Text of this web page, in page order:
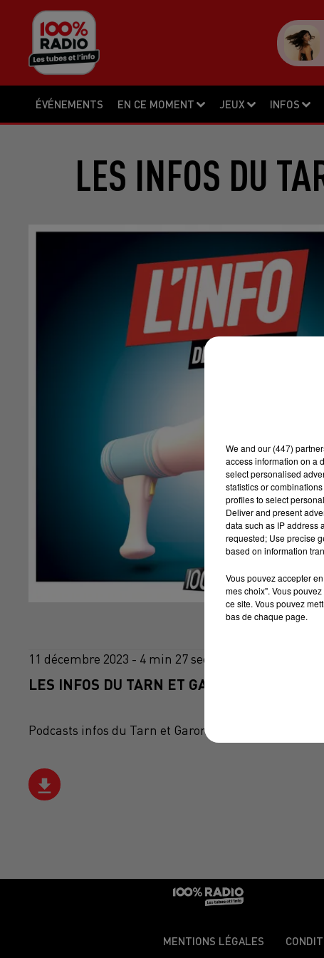
ÉVÉNEMENTS EN CE MOMENT JEUX INFOS
LES INFOS DU
11 décembre 2023 - 4 min 27 sec
LES INFOS DU TARN ET GARONNE DU 11/
Podcasts infos du Tarn et Garonne
MENTIONS LÉGALES
We and our (447)
access information on a
select personalised
statistics or
profiles to select
Deliver and present
data such as IP address
requested; Use precise
based on information
Vous pouvez accepter
mes choix". Vous
ce site. Vous pouvez
bas de chaque page.